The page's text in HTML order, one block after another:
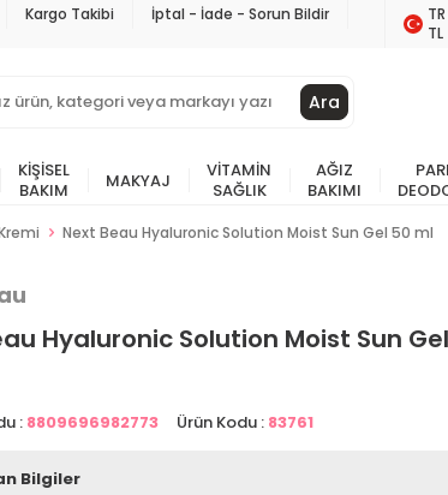
Kargo Takibi İptal - İade - Sorun Bildir
TL
Ara
KIŞISEL
BAKIM
MAKYAJ
VITAMIN
SAĞLIK
AĞIZ
BAKIMI
Next Beau Hyaluronic Solution Moist Sun Gel 50 ml
Hyaluronic Solution Moist Sun Gel
: 8809696982773 Ürün Kodu : 83761
Bilgiler